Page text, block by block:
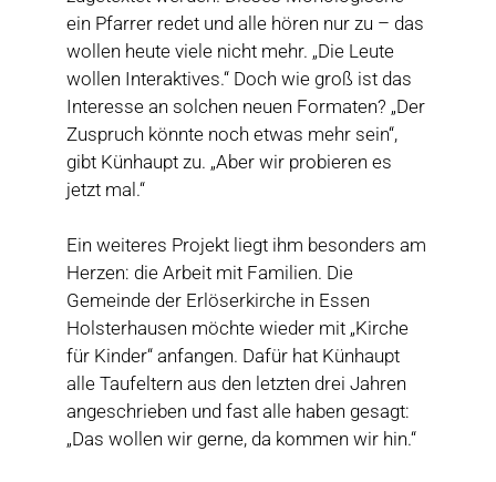
ein Pfarrer redet und alle hören nur zu – das
wollen heute viele nicht mehr. „Die Leute
wollen Interaktives.“ Doch wie groß ist das
Interesse an solchen neuen Formaten? „Der
Zuspruch könnte noch etwas mehr sein“,
gibt Künhaupt zu. „Aber wir probieren es
jetzt mal.“
Ein weiteres Projekt liegt ihm besonders am
Herzen: die Arbeit mit Familien. Die
Gemeinde der Erlöserkirche in Essen
Holsterhausen möchte wieder mit „Kirche
für Kinder“ anfangen. Dafür hat Künhaupt
alle Taufeltern aus den letzten drei Jahren
angeschrieben und fast alle haben gesagt:
„Das wollen wir gerne, da kommen wir hin.“